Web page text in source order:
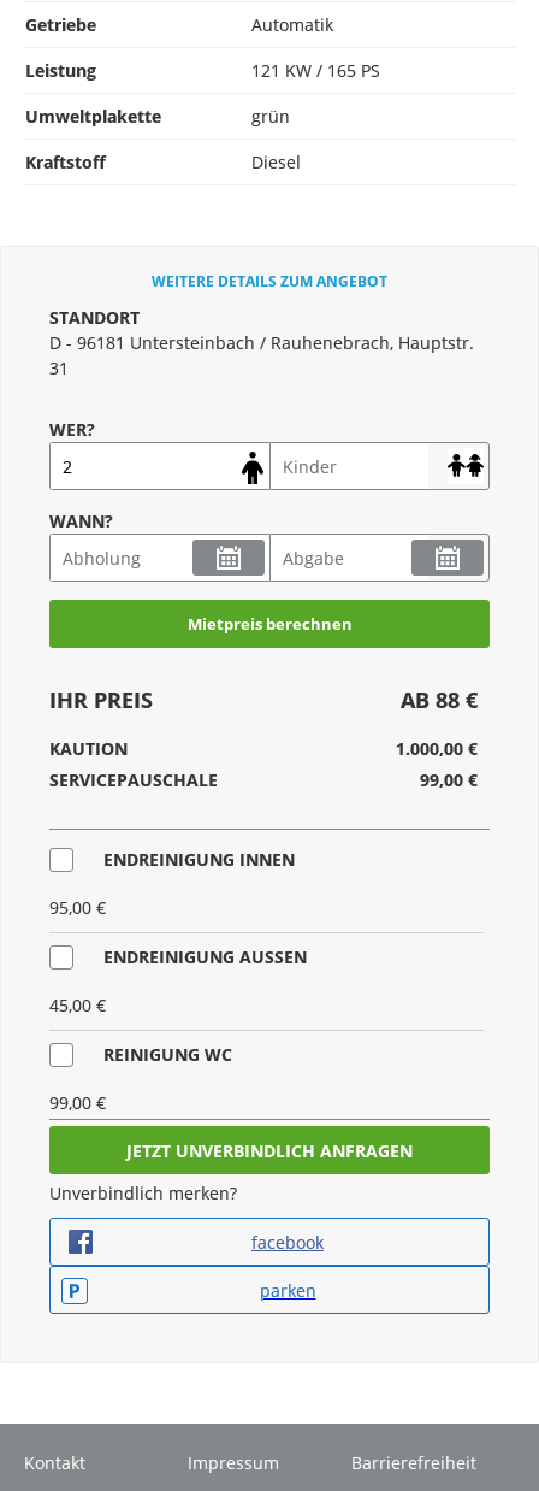
Getriebe
Automatik
Leistung
121 KW / 165 PS
Umweltplakette
grün
Kraftstoff
Diesel
WEITERE DETAILS ZUM ANGEBOT
STANDORT
D - 96181 Untersteinbach / Rauhenebrach, Hauptstr.
31
WER?
WANN?
Mietpreis berechnen
IHR PREIS AB 88 €
KAUTION
1.000,00 €
SERVICEPAUSCHALE
99,00 €
ENDREINIGUNG INNEN
95,00 €
ENDREINIGUNG AUSSEN
45,00 €
REINIGUNG WC
99,00 €
SET CAMPINGMÖBEL
45,00 €
50,00 €
HÖHE (PRO TAG)
Unverbindlich merken?
facebook
parken
Kontakt Impressum Barrierefreiheit